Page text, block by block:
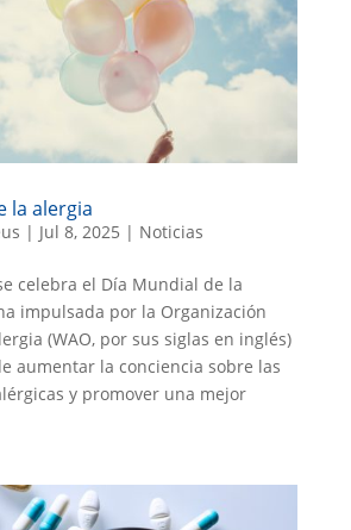
la alergia
| Jul 8, 2025 | Noticias
celebra el Día Mundial de la
impulsada por la Organización
(WAO, por sus siglas en inglés)
aumentar la conciencia sobre las
y promover una mejor